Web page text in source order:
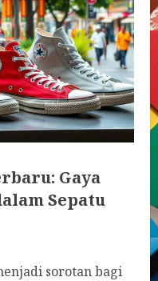
Gaya
Sepatu
sorotan bagi